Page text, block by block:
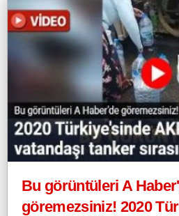
Bu görüntüleri A
göremezsiniz! 2020